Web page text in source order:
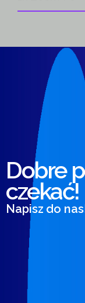
Dobre
czekać!
Napisz do